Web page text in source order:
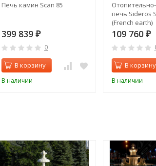
Печь камин Scan 85
399 839 ₽
0
В корзину
В наличии
печь Sideros
(French earth)
109 760 ₽
В корзину
В наличии